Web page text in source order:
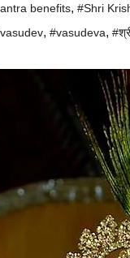
benefits, #Shri
, #vasudeva,